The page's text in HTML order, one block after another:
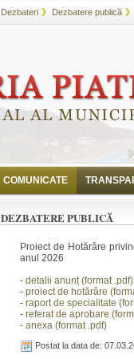
Dezbateri Dezbatere publică
COMUNICATE
DEZBATERE PUBLICĂ
Proiect de Hotărâre
anul 2026
- detalii anunț (format .pdf)
- proiect de hotărâre
- raport de specialitate
- referat de aprobare
- anexa (format .pdf)
Postat la data de: